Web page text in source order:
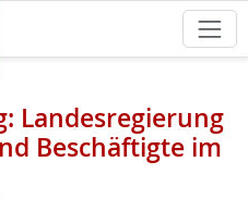
Landesregierung
Beschäftigte im